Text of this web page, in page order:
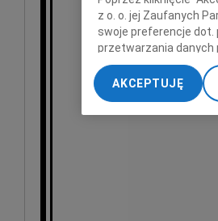
Dziękujemy za
z o. o. jej Zaufanych
swoje preferencje dot.
przetwarzania danych
„Ustawienia
My, nasi Zaufani
dokładnych danych
Przechowywanie
AKCEPTUJĘ